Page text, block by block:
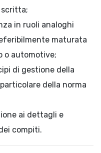
scritta;
in ruoli analoghi
maturata
o automotive;
di gestione della
della norma
ai dettagli e
compiti.